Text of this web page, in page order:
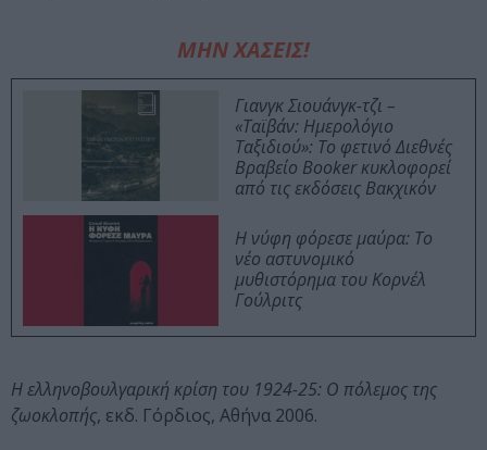
ΜΗΝ ΧΑΣΕΙΣ!
Γιανγκ Σιουάνγκ-τζι –
«Ταϊβάν: Ημερολόγιο
Ταξιδιού»: Το φετινό Διεθνές
Βραβείο Booker κυκλοφορεί
από τις εκδόσεις Βακχικόν
Η νύφη φόρεσε μαύρα: Το
νέο αστυνομικό
μυθιστόρημα του Κορνέλ
Γούλριτς
Η ελληνοβουλγαρική κρίση του 1924-25: Ο πόλεμος της
ζωοκλοπής, εκδ. Γόρδιος, Αθήνα 2006.